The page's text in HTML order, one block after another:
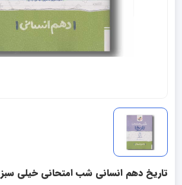
تاریخ دهم انسانی شب امتحانی خیلی سبز